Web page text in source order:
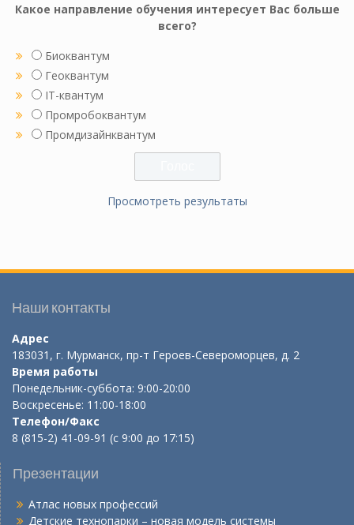
Какое направление обучения интересует Вас больше
всего?
Биоквантум
Геоквантум
IT-квантум
Промробоквантум
Промдизайнквантум
Просмотреть результаты
Наши контакты
Адрес
183031, г. Мурманск, пр-т Героев-Североморцев, д. 2
Время работы
Понедельник-суббота: 9:00-20:00
Воскресенье: 11:00-18:00
Телефон/Факс
8 (815-2) 41-09-91 (с 9:00 до 17:15)
Презентации
Атлас новых профессий
Детские технопарки – новая модель системы